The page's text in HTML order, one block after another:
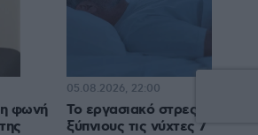
φωνή
Το εργασιακό στρες κρατά
ξύπνιους τις νύχτες 7
05.08.2026, 22:00